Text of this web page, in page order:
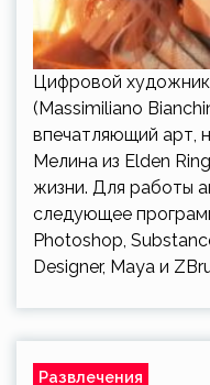
Цифровой
(Massimiliano
впечатляющий арт,
Мелина из Elden
жизни. Для работы
следующее
Photoshop,
Designer, Maya и
Развлечения